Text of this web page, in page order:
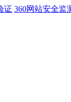
证 360网站安全监